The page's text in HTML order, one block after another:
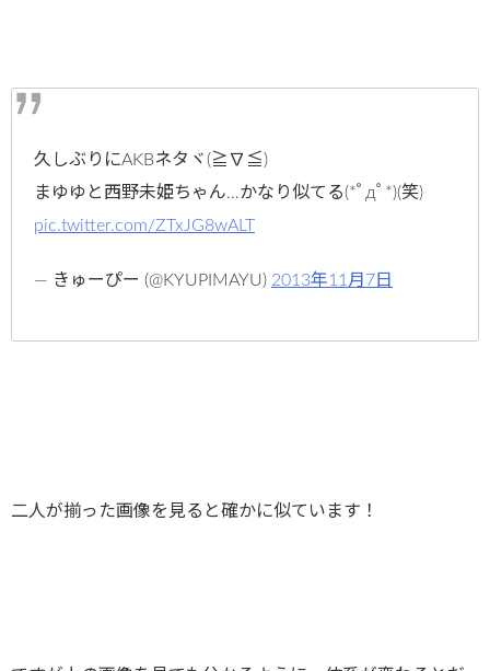
久しぶりにAKBネタヾ(≧∇≦)
まゆゆと西野未姫ちゃん…かなり似てる(*ﾟдﾟ*)(笑)
pic.twitter.com/ZTxJG8wALT
— きゅーぴー (@KYUPIMAYU) 2013年11月7日
二人が揃った画像を見ると確かに似ています！